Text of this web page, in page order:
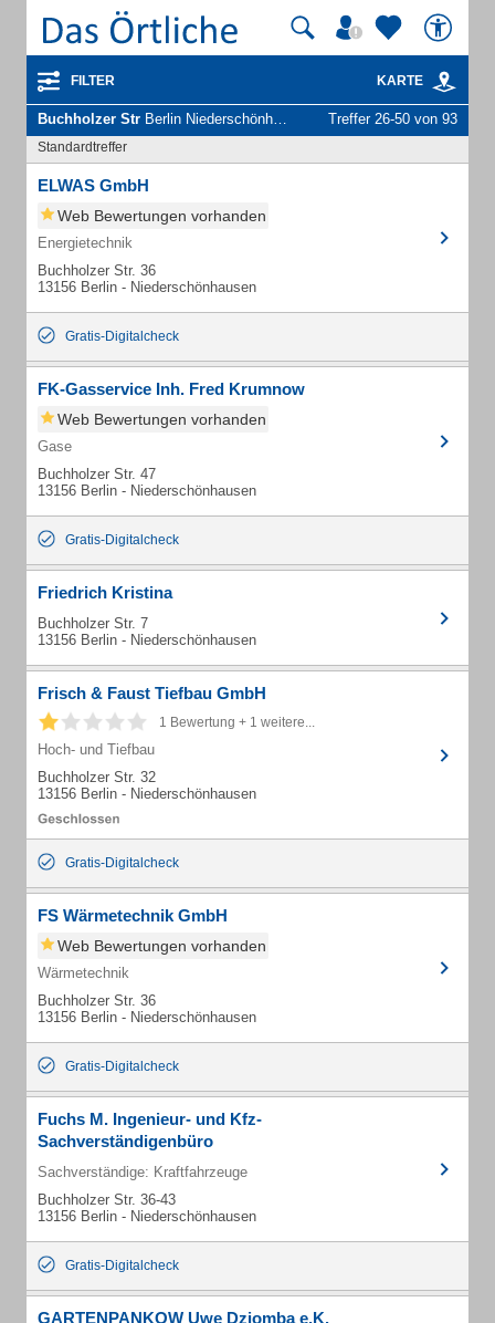
FILTER KARTE
Buchholzer Str Berlin Niederschönhausen - Unternehmen und Personen Treffer 26-50 von 93
Standardtreffer
ELWAS GmbH
Web Bewertungen vorhanden
Energietechnik
Buchholzer Str. 36
13156 Berlin - Niederschönhausen
Gratis-Digitalcheck
FK-Gasservice Inh. Fred Krumnow
Web Bewertungen vorhanden
Gase
Buchholzer Str. 47
13156 Berlin - Niederschönhausen
Gratis-Digitalcheck
Friedrich Kristina
Buchholzer Str. 7
13156 Berlin - Niederschönhausen
Frisch & Faust Tiefbau GmbH
1 Bewertung + 1 weitere...
Hoch- und Tiefbau
Buchholzer Str. 32
13156 Berlin - Niederschönhausen
Gratis-Digitalcheck
FS Wärmetechnik GmbH
Web Bewertungen vorhanden
Wärmetechnik
Buchholzer Str. 36
13156 Berlin - Niederschönhausen
Gratis-Digitalcheck
Fuchs M. Ingenieur- und Kfz-
Sachverständigenbüro
Sachverständige: Kraftfahrzeuge
Buchholzer Str. 36-43
13156 Berlin - Niederschönhausen
Gratis-Digitalcheck
GARTENPANKOW Uwe Dziomba e.K.